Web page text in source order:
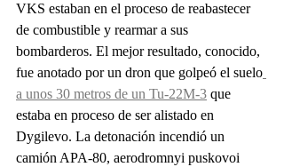
VKS estaban en el proceso de reabastecer
de combustible y rearmar a sus
bombarderos. El mejor resultado, conocido,
fue anotado por un dron que golpeó el suelo
a unos 30 metros de un Tu-22M-3 que
estaba en proceso de ser alistado en
Dygilevo. La detonación incendió un
camión APA-80, aerodromnyi puskovoi